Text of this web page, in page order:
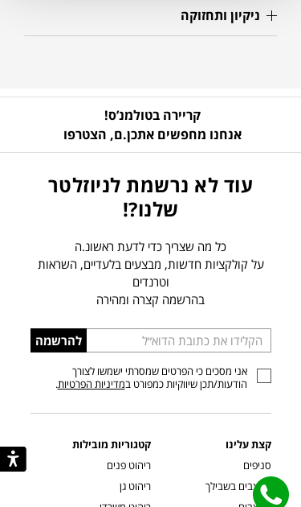
ניקיון ותחזוקה
קריירה בטולמנ’ס!
אנחנו מחפשים אתכן.ם, הצטרפו
עוד לא נרשמת לניוזלטר
שלנו?!
כל מה שצריך כדי לדעת ראשונ.ה
על קולקציות חדשות, מבצעים בלעדיים, השראות
וטרנדים
בהרשמה קצרה ומהירה
הכניסו
כתובת
דוא”ל
להרשמה
אני מסכים כי הפרטים שמסרתי ישמשו לצורך
הודעות/תכן שיווקיות כמפורט במדיניות הפרטיות.
קצת עלינו
סניפים
מעצבים בשבילך
קטגוריות מובילות
ריהוט פנים
ריהוט גן